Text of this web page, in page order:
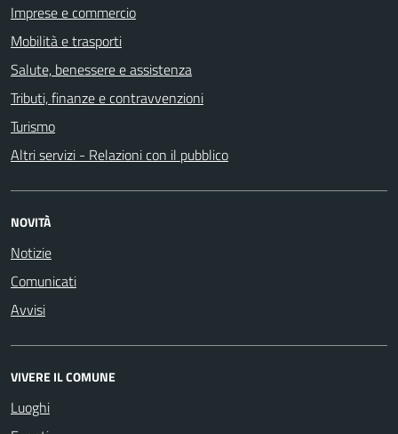
Imprese e commercio
Mobilità e trasporti
Salute, benessere e assistenza
Tributi, finanze e contravvenzioni
Turismo
Altri servizi - Relazioni con il pubblico
NOVITÀ
Notizie
Comunicati
Avvisi
VIVERE IL COMUNE
Luoghi